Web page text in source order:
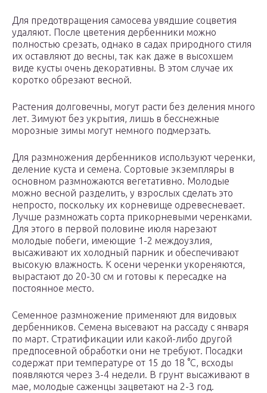
Для предотвращения самосева увядшие соцветия
удаляют. После цветения дербенники можно
полностью срезать, однако в садах природного стиля
их оставляют до весны, так как даже в высохшем
виде кусты очень декоративны. В этом случае их
коротко обрезают весной.
Растения долговечны, могут расти без деления много
лет. Зимуют без укрытия, лишь в бесснежные
морозные зимы могут немного подмерзать.
Для размножения дербенников используют черенки,
деление куста и семена. Сортовые экземпляры в
основном размножаются вегетативно. Молодые
можно весной разделить, у взрослых сделать это
непросто, поскольку их корневище одревесневает.
Лучше размножать сорта прикорневыми черенками.
Для этого в первой половине июля нарезают
молодые побеги, имеющие 1-2 междоузлия,
высаживают их холодный парник и обеспечивают
высокую влажность. К осени черенки укореняются,
вырастают до 20-30 см и готовы к пересадке на
постоянное место.
Семенное размножение применяют для видовых
дербенников. Семена высевают на рассаду с января
по март. Стратификации или какой-либо другой
предпосевной обработки они не требуют. Посадки
содержат при температуре от 15 до 18 °С, всходы
появляются через 3-4 недели. В грунт высаживают в
мае, молодые саженцы зацветают на 2-3 год.